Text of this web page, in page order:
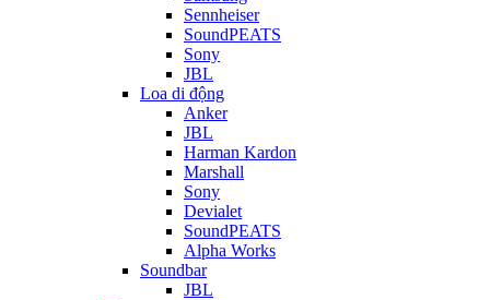
Sennheiser
SoundPEATS
Sony
JBL
Loa di động
Anker
JBL
Harman Kardon
Marshall
Sony
Devialet
SoundPEATS
Alpha Works
Soundbar
JBL